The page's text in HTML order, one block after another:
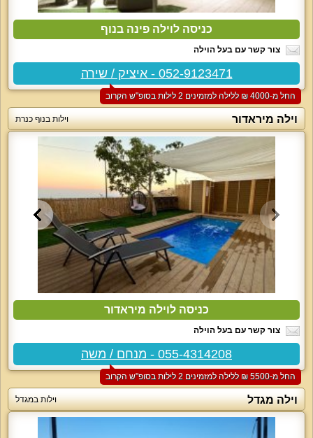
כניסה לוילה פינה בנוף
צור קשר עם בעל הוילה
052-9123471 - איציק / שירה
החל מ-‏4000 ₪ ללילה למזמינים 2 לילות בסופ"ש הקרוב
וילה מיראדור וילות בנוף כנרת
כניסה לוילה מיראדור
צור קשר עם בעל הוילה
055-4314208 - מנחם / משה
החל מ-‏5500 ₪ ללילה למזמינים 2 לילות בסופ"ש הקרוב
וילה מגדל וילות במגדל